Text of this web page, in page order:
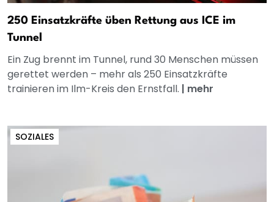
250 Einsatzkräfte üben Rettung aus ICE im
Tunnel
Ein Zug brennt im Tunnel, rund 30 Menschen müssen
gerettet werden – mehr als 250 Einsatzkräfte
trainieren im Ilm-Kreis den Ernstfall. | mehr
SOZIALES